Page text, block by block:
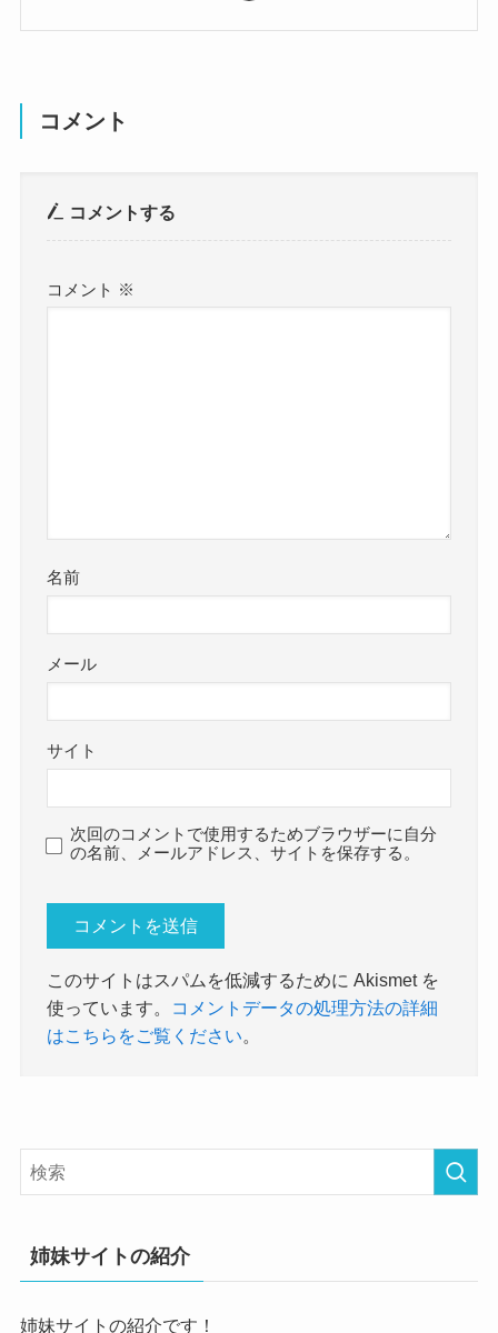
コメント
コメントする
コメント ※
名前
メール
サイト
次回のコメントで使用するためブラウザーに自分
の名前、メールアドレス、サイトを保存する。
このサイトはスパムを低減するために Akismet を
使っています。
コメントデータの処理方法の詳細
はこちらをご覧ください。
姉妹サイトの紹介
姉妹サイトの紹介です！